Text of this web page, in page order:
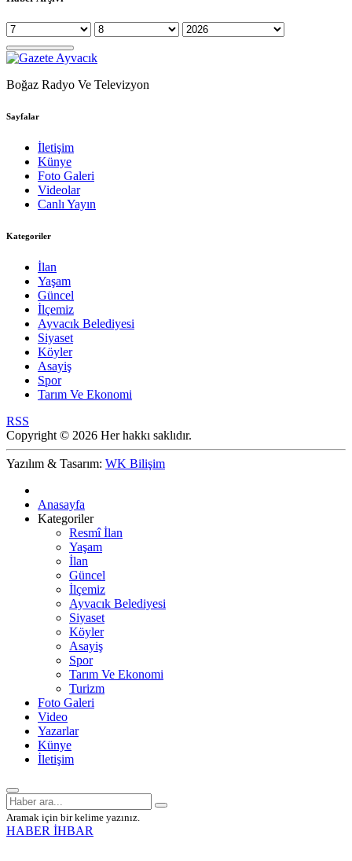
Boğaz Radyo Ve Televizyon
Sayfalar
İletişim
Künye
Foto Galeri
Videolar
Canlı Yayın
Kategoriler
İlan
Yaşam
Güncel
İlçemiz
Ayvacık Belediyesi
Siyaset
Köyler
Asayiş
Spor
Tarım Ve Ekonomi
RSS
Copyright © 2026 Her hakkı saklıdır.
Yazılım & Tasarım: WK Bilişim
Anasayfa
Kategoriler
Resmî İlan
Yaşam
İlan
Güncel
İlçemiz
Ayvacık Belediyesi
Siyaset
Köyler
Asayiş
Spor
Tarım Ve Ekonomi
Turizm
Foto Galeri
Video
Yazarlar
Künye
İletişim
Aramak için bir kelime yazınız.
HABER İHBAR